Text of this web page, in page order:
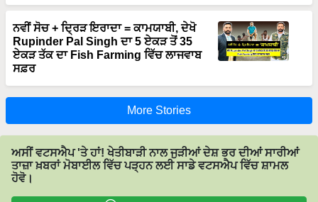
ਨਵੀਂ ਸੋਚ + ਦ੍ਰਿੜ ਇਰਾਦਾ = ਕਾਮਯਾਬੀ, ਦੇਖੋ
Rupinder Pal Singh ਦਾ 5 ਏਕੜ ਤੋਂ 35
ਏਕੜ ਤੱਕ ਦਾ Fish Farming ਵਿੱਚ ਲਾਜਵਾਬ
ਸਫ਼ਰ
More Stories
ਅਸੀਂ ਵਟਸਐਪ 'ਤੇ ਹਾਂ! ਖੇਤੀਬਾੜੀ ਨਾਲ ਜੁੜੀਆਂ ਦੇਸ਼ ਭਰ ਦੀਆਂ ਸਾਰੀਆਂ
ਤਾਜ਼ਾ ਖ਼ਬਰਾਂ ਮੋਬਾਈਲ ਵਿੱਚ ਪੜ੍ਹਨ ਲਈ ਸਾਡੇ ਵਟਸਐਪ ਵਿੱਚ ਸ਼ਾਮਲ
ਹੋਵੋ।